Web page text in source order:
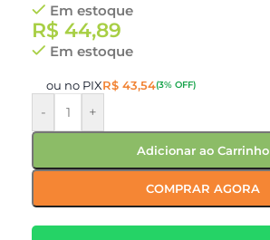
Em estoque
R$ 44,89
Em estoque
ou no PIXR$ 43,54(3% OFF)
- +
Adicionar ao Carrinho
COMPRAR AGORA